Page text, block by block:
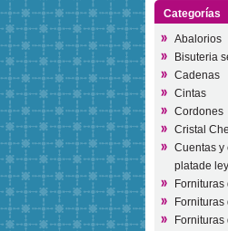
Categorías
Abalorios
Bisuteria
Cadenas
Cintas
Cordones
Cristal
Cuentas y
platade
Fornituras